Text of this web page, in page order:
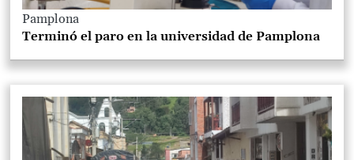
Pamplona
Terminó el paro en la universidad de Pamplona